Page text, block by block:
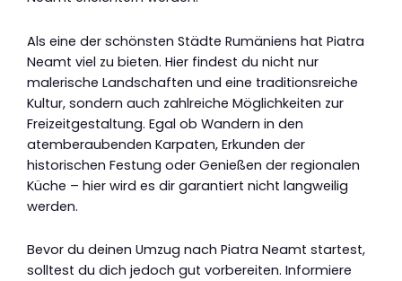
Als eine der schönsten Städte Rumäniens hat Piatra
Neamt viel zu bieten. Hier findest du nicht nur
malerische Landschaften und eine traditionsreiche
Kultur, sondern auch zahlreiche Möglichkeiten zur
Freizeitgestaltung. Egal ob Wandern in den
atemberaubenden Karpaten, Erkunden der
historischen Festung oder Genießen der regionalen
Küche – hier wird es dir garantiert nicht langweilig
werden.
Bevor du deinen Umzug nach Piatra Neamt startest,
solltest du dich jedoch gut vorbereiten. Informiere